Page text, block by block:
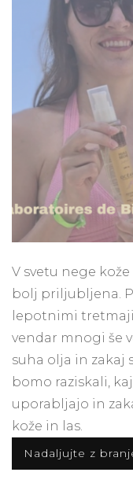
V svetu nege
bolj priljubljena.
lepotnimi
vendar mnogi še
suha olja in zakaj
bomo raziskali,
uporabljajo in
kože in las.
Nadaljujte z